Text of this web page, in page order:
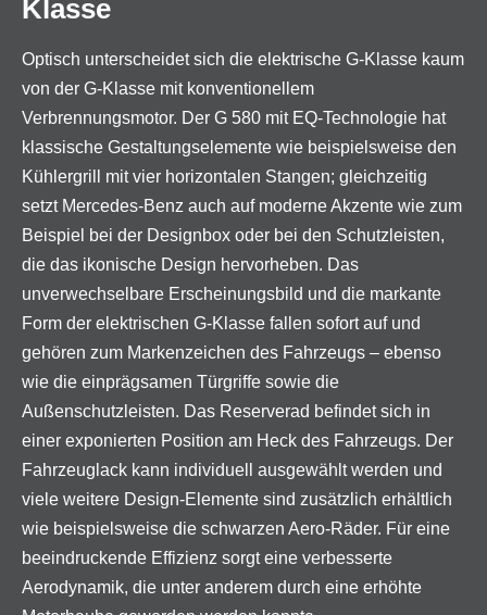
Klasse
Optisch unterscheidet sich die elektrische G-Klasse kaum
von der G-Klasse mit konventionellem
Verbrennungsmotor. Der G 580 mit EQ-Technologie hat
klassische Gestaltungselemente wie beispielsweise den
Kühlergrill mit vier horizontalen Stangen; gleichzeitig
setzt Mercedes-Benz auch auf moderne Akzente wie zum
Beispiel bei der Designbox oder bei den Schutzleisten,
die das ikonische Design hervorheben. Das
unverwechselbare Erscheinungsbild und die markante
Form der elektrischen G-Klasse fallen sofort auf und
gehören zum Markenzeichen des Fahrzeugs – ebenso
wie die einprägsamen Türgriffe sowie die
Außenschutzleisten. Das Reserverad befindet sich in
einer exponierten Position am Heck des Fahrzeugs. Der
Fahrzeuglack kann individuell ausgewählt werden und
viele weitere Design-Elemente sind zusätzlich erhältlich
wie beispielsweise die schwarzen Aero-Räder. Für eine
beeindruckende Effizienz sorgt eine verbesserte
Aerodynamik, die unter anderem durch eine erhöhte